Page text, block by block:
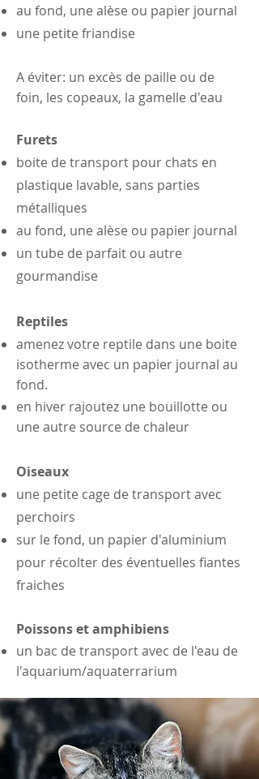
au fond, une alèse ou papier journal
une petite friandise
A éviter: un excès de paille ou de
foin, les copeaux, la gamelle d'eau
Furets
boite de transport pour chats en
plastique lavable, sans parties
métalliques
au fond, une alèse ou papier journal
un tube de parfait ou autre
gourmandise
Reptiles
amenez votre reptile dans une boite
isotherme avec un papier journal au
fond.
en hiver rajoutez une bouillotte ou
une autre source de chaleur
Oiseaux
une petite cage de transport avec
perchoirs
sur le fond, un papier d'aluminium
pour récolter des éventuelles fiantes
fraiches
Poissons etamphibiens
un bac de transport avec de l'eau de
l'aquarium/aquaterrarium